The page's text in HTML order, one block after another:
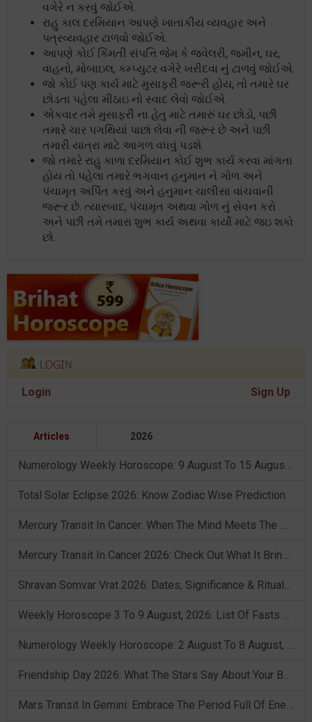
વગેરે ન કરવું જોઈએ.
રાહુ કાલ દરમિયાન આપણે ખાતાકીય વ્યવહાર અને
પત્રવ્યવહાર ટાળવો જોઈએ.
આપણે કોઈ કિંમતી સંપત્તિ જેમ કે જ્વેલરી, જમીન, ઘર,
વાહનો, મોબાઇલ, કમ્પ્યુટર વગેરે ખરીદવા નું ટાળવું જોઈએ.
જો કોઈ પણ કાર્ય માટે મુસાફરી જરૂરી હોય, તો તમારે ઘર
છોડતા પહેલા મીઠાઇ નો સ્વાદ લેવો જોઈએ.
એકવાર તમે મુસાફરી ના હેતુ માટે તમારું ઘર છોડો, પછી
તમારે ચાર પગથિયાં પાછાં લેવા ની જરૂર છે અને પછી
તમારી યાત્રા માટે આગળ વધવું પડશે.
જો તમારે રાહુ કાળા દરમિયાન કોઈ શુભ કાર્ય કરવા માંગતા
હોય તો પહેલા તમારે ભગવાન હનુમાન ને ગોળ અને
પંચામૃત અર્પિત કરવું અને હનુમાન ચાલીસા વાંચવાની
જરૂર છે. ત્યારબાદ, પંચામૃત અથવા ગોળ નું સેવન કરો
અને પછી તમે તમારા શુભ કાર્ય અથવા કાર્યો માટે જઇ શકો
છો.
Login Sign Up
Articles 2026
Numerology Weekly Horoscope: 9 August To 15 August, 2026
Total Solar Eclipse 2026: Know Zodiac Wise Prediction
Mercury Transit In Cancer: When The Mind Meets The Heart!
Mercury Transit In Cancer 2026: Check Out What It Brings For You
Shravan Somvar Vrat 2026: Dates, Significance & Rituals In August
Weekly Horoscope 3 To 9 August, 2026: List Of Fasts & Festivals
Numerology Weekly Horoscope: 2 August To 8 August, 2026
Friendship Day 2026: What The Stars Say About Your Best Friend!
Mars Transit In Gemini: Embrace The Period Full Of Energy & Intelligence